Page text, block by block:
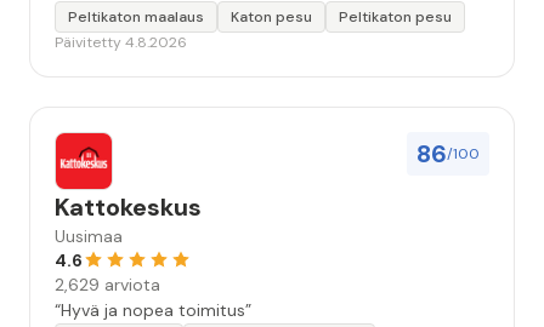
aika piti ja työn jälki oikein hyvää ja osaavaa. toinen
murhe tuli koska olimme matkoilla ja jossain
vuorokautta pihalle...kunnes naapuri uskaltautui
pihallemme ja sulki hanan. Hieman siis tarkkuutta
hommiin ja hyvä tulee. ”
Peltikaton maalaus Katon pesu
Peltikaton pesu
Päivitetty 4.8.2026
86/100
Kattokeskus
Uusimaa
4.6
2,629 arviota
“Hyvä ja nopea toimitus”